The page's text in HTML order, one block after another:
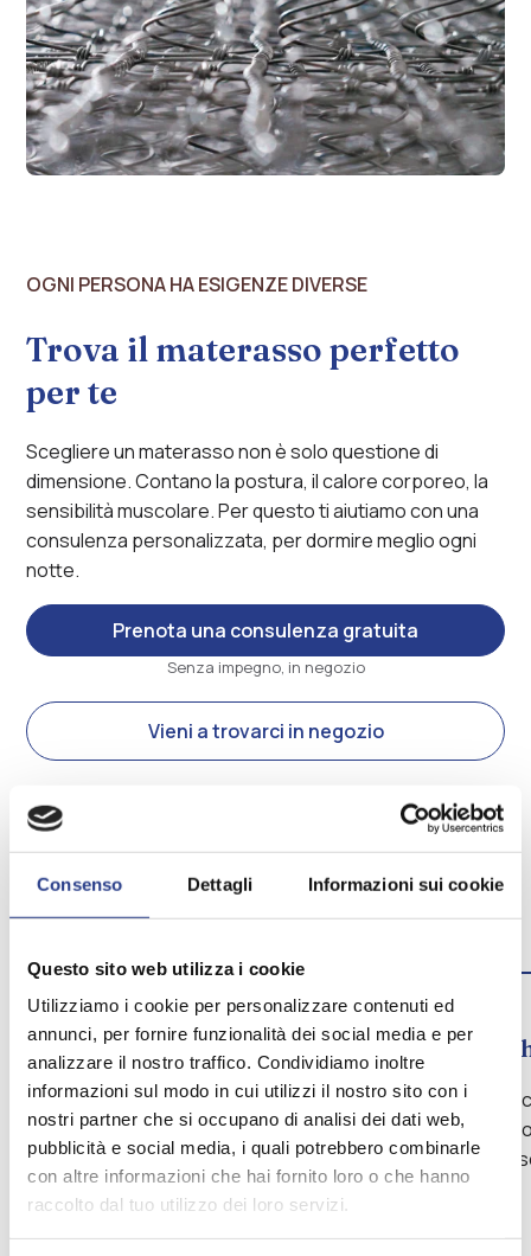
Consenso Dettagli Informazioni sui cookie
Questo sito web utilizza i cookie
Utilizziamo i cookie per personalizzare contenuti ed
annunci, per fornire funzionalità dei social media e per
analizzare il nostro traffico. Condividiamo inoltre
informazioni sul modo in cui utilizzi il nostro sito con i
nostri partner che si occupano di analisi dei dati web,
pubblicità e social media, i quali potrebbero combinarle
con altre informazioni che hai fornito loro o che hanno
raccolto dal tuo utilizzo dei loro servizi.
OGNI PERSONA HA ESIGENZE DIVERSE
Trova il materasso perfetto
per te
Scegliere un materasso non è solo questione di
dimensione. Contano la postura, il calore corporeo, la
sensibilità muscolare. Per questo ti aiutiamo con una
consulenza personalizzata, per dormire meglio ogni
notte.
Prenota una consulenza gratuita
Senza impegno, in negozio
Vieni a trovarci in negozio
Ti aiutiamo a scegliere il
materasso adatto a te
1.
Come dormi?
Schiena, pancia o fianco? Ogni
posizione richiede un supporto
specifico. Ti aiutiamo a trovare il più
adatto.
Con
Riposo
due.
successiva